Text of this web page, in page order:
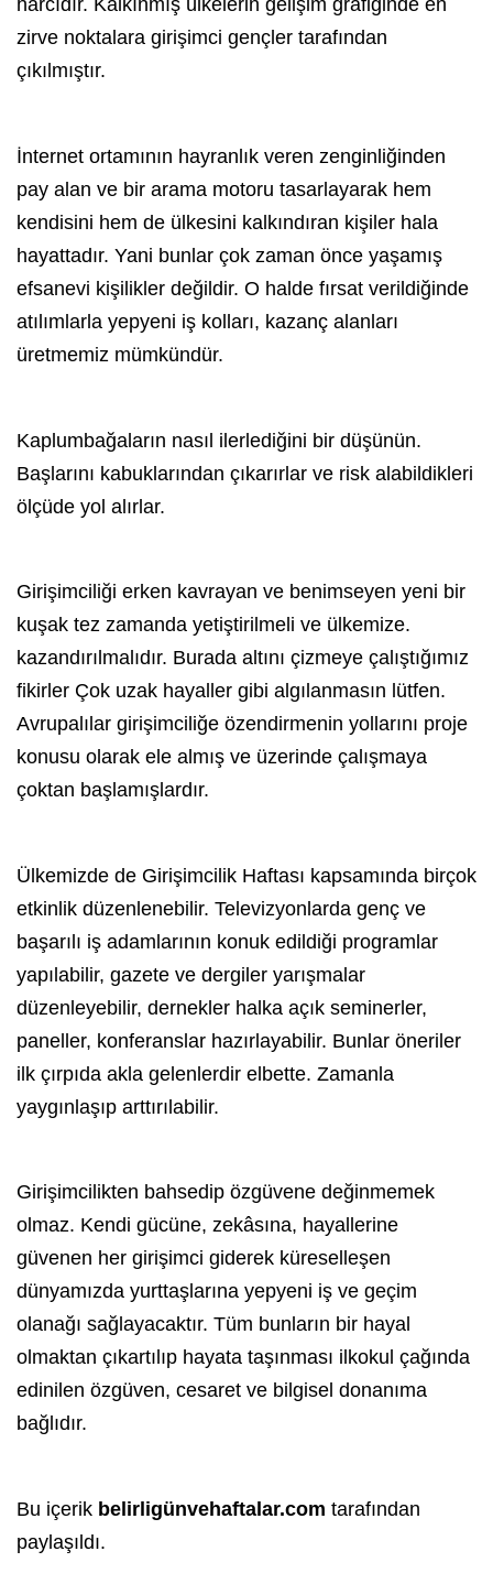
harcıdır. Kalkınmış ülkelerin gelişim grafiğinde en
zirve noktalara girişimci gençler tarafından
çıkılmıştır.
İnternet ortamının hayranlık veren zenginliğinden
pay alan ve bir arama motoru tasarlayarak hem
kendisini hem de ülkesini kalkındıran kişiler hala
hayattadır. Yani bunlar çok zaman önce yaşamış
efsanevi kişilikler değildir. O halde fırsat verildiğinde
atılımlarla yepyeni iş kolları, kazanç alanları
üretmemiz mümkündür.
Kaplumbağaların nasıl ilerlediğini bir düşünün.
Başlarını kabuklarından çıkarırlar ve risk alabildikleri
ölçüde yol alırlar.
Girişimciliği erken kavrayan ve benimseyen yeni bir
kuşak tez zamanda yetiştirilmeli ve ülkemize.
kazandırılmalıdır. Burada altını çizmeye çalıştığımız
fikirler Çok uzak hayaller gibi algılanmasın lütfen.
Avrupalılar girişimciliğe özendirmenin yollarını proje
konusu olarak ele almış ve üzerinde çalışmaya
çoktan başlamışlardır.
Ülkemizde de Girişimcilik Haftası kapsamında birçok
etkinlik düzenlenebilir. Televizyonlarda genç ve
başarılı iş adamlarının konuk edildiği programlar
yapılabilir, gazete ve dergiler yarışmalar
düzenleyebilir, dernekler halka açık seminerler,
paneller, konferanslar hazırlayabilir. Bunlar öneriler
ilk çırpıda akla gelenlerdir elbette. Zamanla
yaygınlaşıp arttırılabilir.
Girişimcilikten bahsedip özgüvene değinmemek
olmaz. Kendi gücüne, zekâsına, hayallerine
güvenen her girişimci giderek küreselleşen
dünyamızda yurttaşlarına yepyeni iş ve geçim
olanağı sağlayacaktır. Tüm bunların bir hayal
olmaktan çıkartılıp hayata taşınması ilkokul çağında
edinilen özgüven, cesaret ve bilgisel donanıma
bağlıdır.
Bu içerik belirligünvehaftalar.com tarafından
paylaşıldı.